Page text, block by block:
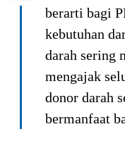
berarti bagi
kebutuhan
darah sering
mengajak
donor darah
bermanfaat